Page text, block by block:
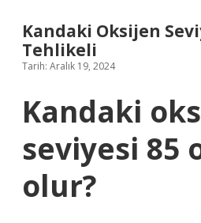
Kandaki Oksijen
Tehlikeli
Tarih: Aralık 19, 2024
Kandaki
seviyesi 85
olur?